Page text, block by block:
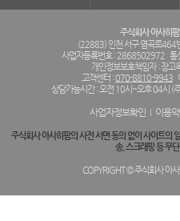
주식회사 아사히팜
(22883) 인천 서구 염곡로464
사업자등록번호 : 2868502972 통
개인정보보호책임자 : 장고
고객센터 :070-8810-9943
상담가능시간 : 오전 10시~오후 04시 (
사업자정보확인 이용
주식회사 아사히팜의 사전 서면 동의 없이 사이트의
송, 스크래핑 등 무
COPYRIGHT © 주식회사 아사